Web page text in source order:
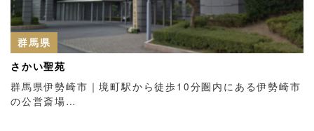
群馬県
さかい聖苑
群馬県伊勢崎市｜境町駅から徒歩10分圏内にある伊勢崎市
の公営斎場…